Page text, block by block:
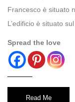
Francesco è situato
L’edificio è situato
Spread the love
Read Me